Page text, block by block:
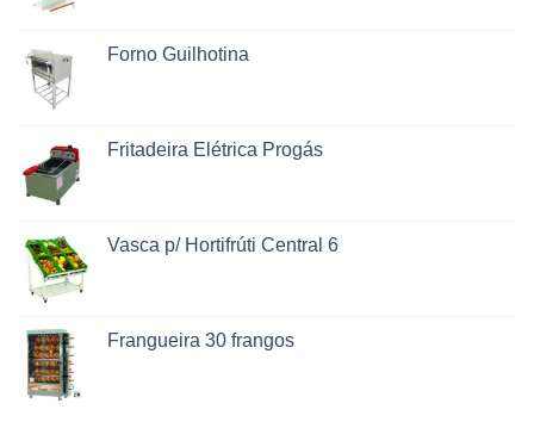
Forno Guilhotina
Fritadeira Elétrica Progás
Vasca p/ Hortifrúti Central 6
Frangueira 30 frangos